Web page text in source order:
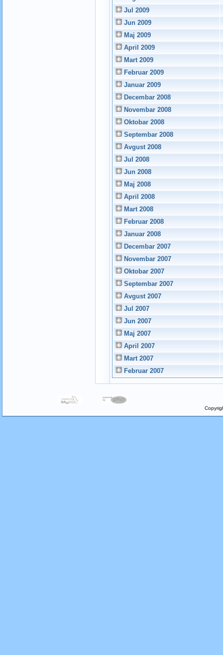
Jul 2009
Jun 2009
Maj 2009
April 2009
Mart 2009
Februar 2009
Januar 2009
Decembar 2008
Novembar 2008
Oktobar 2008
Septembar 2008
Avgust 2008
Jul 2008
Jun 2008
Maj 2008
April 2008
Mart 2008
Februar 2008
Januar 2008
Decembar 2007
Novembar 2007
Oktobar 2007
Septembar 2007
Avgust 2007
Jul 2007
Jun 2007
Maj 2007
April 2007
Mart 2007
Februar 2007